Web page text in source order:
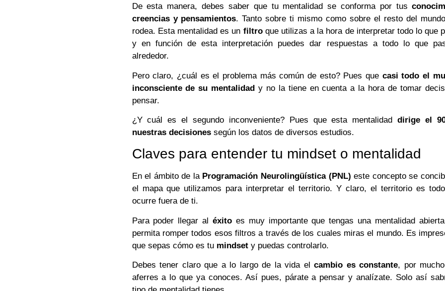
De esta manera, debes saber que tu mentalidad se conforma por tus
creencias y pensamientos. Tanto sobre ti mismo como sobre el resto del
rodea. Esta mentalidad es un filtroque utilizas a la hora de interpretar todo lo que
y en función de esta interpretación puedes dar respuestas a todo lo que
alrededor.
Pero claro, ¿cuál es el problema más común de esto? Pues que casi todo el
inconsciente de su mentalidad y no la tiene en cuenta a la hora de tomar
pensar.
¿Y cuál es el segundo inconveniente? Pues que esta mentalidaddirige el
nuestras decisionessegún los datos de diversos estudios.
Claves para entender tu mindset o mentalidad
En el ámbito de la Programación Neurolingüística (PNL) este concepto se
el mapa que utilizamos para interpretar el territorio. Y claro, el territorio es
ocurre fuera de ti.
Para poder llegar aléxito es muy importante que tengas una mentalidad
permita romper todos esos filtros a través de los cuales miras el mundo. Es
que sepas cómo es tu mindsety puedas controlarlo.
Debes tener claro que a lo largo de la vida elcambio es constante, por
aferres a lo que ya conoces. Así pues, párate a pensar y analízate. Solo así